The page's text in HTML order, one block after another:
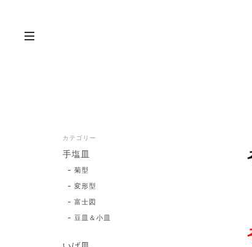
カテゴリー
手塩皿
菊型
変形型
富士図
豆皿＆小皿